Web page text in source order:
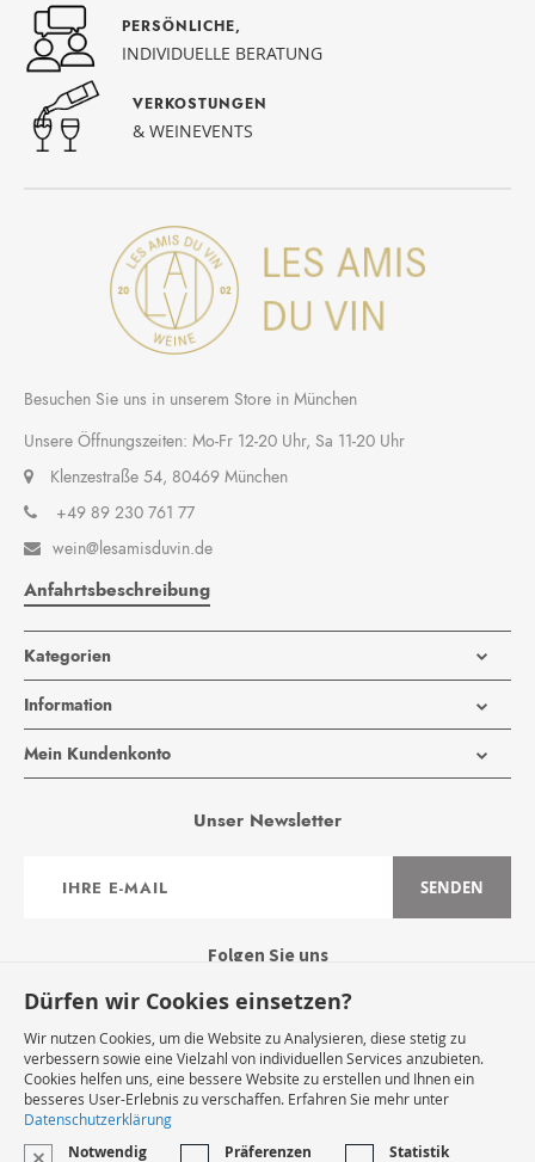
PERSÖNLICHE,
INDIVIDUELLE BERATUNG
VERKOSTUNGEN
& WEINEVENTS
Besuchen Sie uns in unserem Store in München
Unsere Öffnungszeiten: Mo-Fr 12-20 Uhr, Sa 11-20 Uhr
Klenzestraße 54, 80469 München
+49 89 230 761 77
 wein@lesamisduvin.de
Anfahrtsbeschreibung
Kategorien
Information
Mein Kundenkonto
Unser Newsletter
zum
SENDEN
Folgen Sie uns
Widerruf Starten
Dürfen wir Cookies einsetzen?
Wir nutzen Cookies, um die Website zu Analysieren, diese stetig zu
verbessern sowie eine Vielzahl von individuellen Services anzubieten.
Cookies helfen uns, eine bessere Website zu erstellen und Ihnen ein
besseres User-Erlebnis zu verschaffen. Erfahren Sie mehr unter
Datenschutzerklärung
Notwendig Präferenzen Statistik